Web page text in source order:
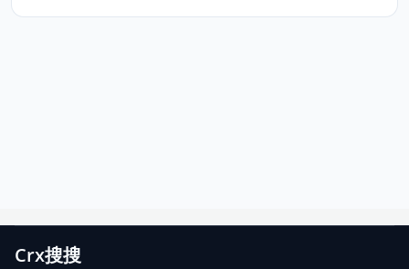
Crx搜搜